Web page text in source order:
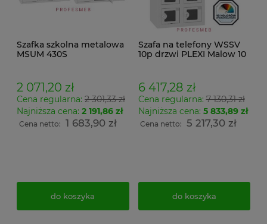
Szafka szkolna metalowa
MSUM 430S
2 071,20 zł
Cena regularna: 2 301,33 zł
Najniższa cena: 2 191,86 zł
Cena netto: 1 683,90 zł
do koszyka
Szafa na telefony WSSV
10p drzwi PLEXI Malow 10
78x39x26cm
6 417,28 zł
Cena regularna:7 130,31 zł
Najniższa cena: 5 833,89 zł
Cena netto: 5 217,30 zł
do koszyka